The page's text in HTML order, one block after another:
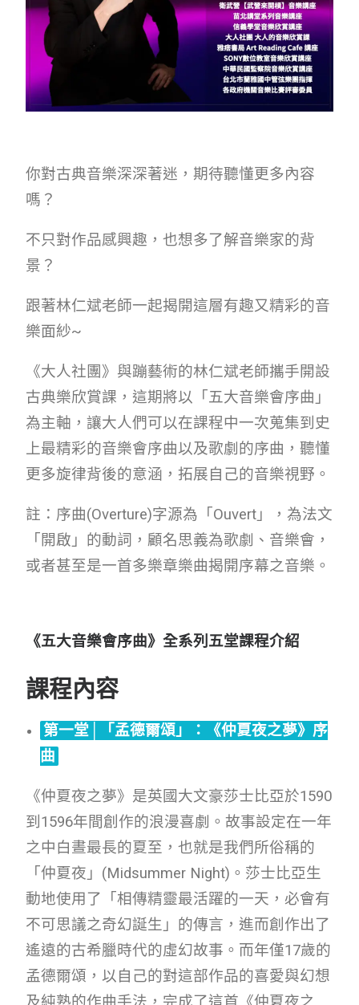
你對古典音樂深深著迷，期待聽懂更多內容
嗎？
不只對作品感興趣，也想多了解音樂家的背
景？
跟著林仁斌老師一起揭開這層有趣又精彩的音
樂面紗~
《大人社團》與蹦藝術的林仁斌老師攜手開設
古典樂欣賞課，這期將以「五大音樂會序曲」
為主軸，讓大人們可以在課程中一次蒐集到史
上最精彩的音樂會序曲以及歌劇的序曲，聽懂
更多旋律背後的意涵，拓展自己的音樂視野。
註：序曲(Overture)字源為「Ouvert」，為法文
「開啟」的動詞，顧名思義為歌劇、音樂會，
或者甚至是一首多樂章樂曲揭開序幕之音樂。
《五大音樂會序曲》全系列五堂課程介紹
課程內容
第一堂│「孟德爾頌」：《仲夏夜之夢》序
曲
《仲夏夜之夢》是英國大文豪莎士比亞於1590
到1596年間創作的浪漫喜劇。故事設定在一年
之中白晝最長的夏至，也就是我們所俗稱的
「仲夏夜」(Midsummer Night)。莎士比亞生
動地使用了「相傳精靈最活躍的一天，必會有
不可思議之奇幻誕生」的傳言，進而創作出了
遙遠的古希臘時代的虛幻故事。而年僅17歲的
孟德爾頌，以自己的對這部作品的喜愛與幻想